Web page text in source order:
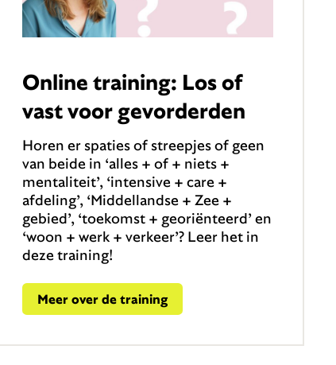
Online training: Los of
vast voor gevorderden
Horen er spaties of streepjes of geen
van beide in ‘alles + of + niets +
mentaliteit’, ‘intensive + care +
afdeling’, ‘Middellandse + Zee +
gebied’, ‘toekomst + georiënteerd’ en
‘woon + werk + verkeer’? Leer het in
deze training!
Meer over de training